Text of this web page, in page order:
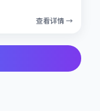
查看详情 →